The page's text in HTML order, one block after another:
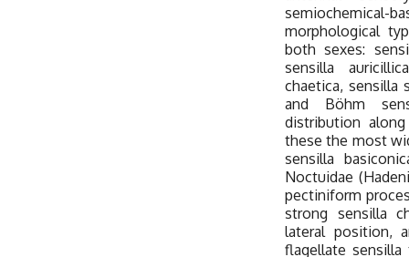
morphological
both sexes:
sensilla
chaetica, sensilla
and Böhm
distribution
these the most
sensilla
Noctuidae
pectiniform
strong sensilla
lateral position,
flagellate sensilla